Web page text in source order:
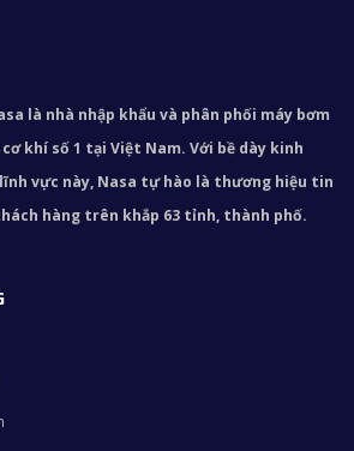
là nhà nhập khẩu và phân phối máy bơm
khí số 1 tại Việt Nam. Với bề dày kinh
vực này, Nasa tự hào là thương hiệu tin
hàng trên khắp 63 tỉnh, thành phố.